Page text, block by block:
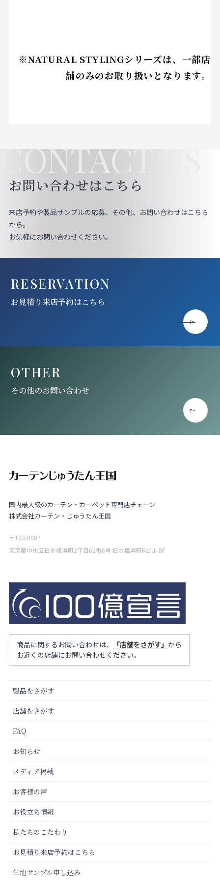
※NATURAL STYLINGシリーズは、一部店
舗のみのお取り扱いとなります。
CONTACT US
お問い合わせはこちら
来店予約や製品サンプルの応募、その他、お問い合わせはこちら
から。
お気軽にお問い合わせください。
RESERVATION
お見積り来店予約はこちら
OTHER
その他のお問い合わせ
国内最大級のカーテン・カーペット専門店チェーン
株式会社カーテン・じゅうたん王国
〒103-0007
東京都中央区日本橋浜町2丁目62番6号 日本橋浜町Kビル 8F
商品に関するお問い合わせは、 「店舗をさがす」 から
お近くの店舗にお問い合わせください。
製品をさがす
店舗をさがす
FAQ
お知らせ
メディア掲載
お客様の声
お役立ち情報
私たちのこだわり
お見積り来店予約はこちら
生地サンプル申し込み